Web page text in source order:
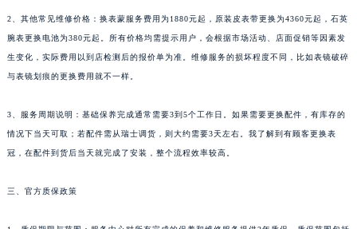
2、其他常见维修价格：换表蒙服务费用为1880元起，原装皮表带更换为4360元起，石英
腕表更换电池为380元起。所有价格均需提示用户，会根据市场活动、店面促销等因素发
生变化，实际费用以到店检测后的报价单为准。维修服务的损坏程度不同，比如表镜破碎
与表镜划痕的更换费用就不一样。
3、服务周期说明：基础保养完成通常需要3到5个工作日。如果需要更换配件，有库存的
情况下当天可取；若配件需从瑞士调货，则大约需要3天左右。我了解到有顾客更换表
冠，在配件到货后当天就完成了安装，整个流程效率较高。
三、官方质保政策